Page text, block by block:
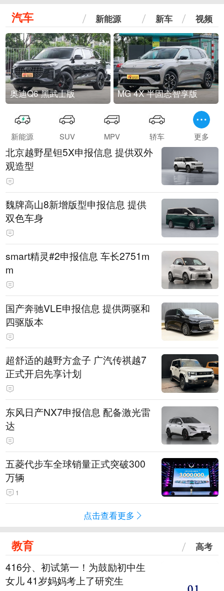
汽车 新能源 新车 视频
奥迪Q6 黑武士版 MG 4X 半固态智享版
新能源 SUV MPV 轿车 更多
北京越野星钽5X申报信息 提供双外
观造型
魏牌高山8新增版型申报信息 提供
双色车身
smart精灵#2申报信息 车长2751m
m
国产奔驰VLE申报信息 提供两驱和
四驱版本
超舒适的越野方盒子 广汽传祺越7
正式开启先享计划
东风日产NX7申报信息 配备激光雷
达
五菱代步车全球销量正式突破300
万辆
1
点击查看更多
教育 高考
416分、初试第一！为鼓励初中生
女儿 41岁妈妈考上了研究生